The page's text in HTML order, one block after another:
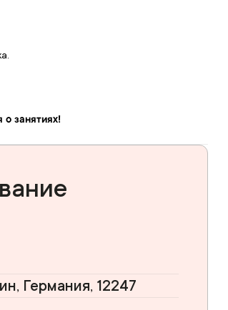
о занятиях!
Германия, 12247